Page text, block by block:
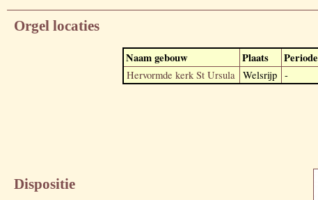
Orgel locaties
Naam gebouw Plaats Periode
Hervormde kerk St Ursula Welsrijp -
Dispositie